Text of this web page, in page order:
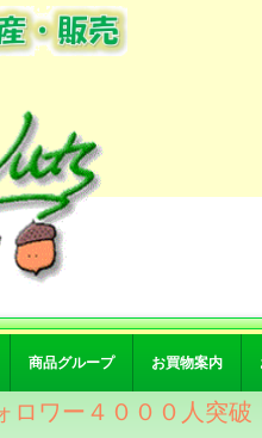
商品グループ お買物案内
ロワー４０００人突破